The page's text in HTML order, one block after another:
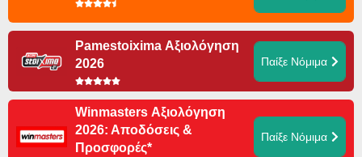
Pamestoixima Αξιολόγηση
2026
Παίξε Νόμιμα
Winmasters Αξιολόγηση
2026: Αποδόσεις &
Προσφορές*
Παίξε Νόμιμα